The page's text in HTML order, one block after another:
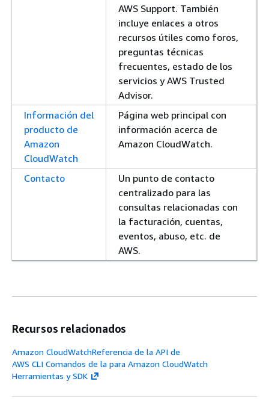
AWS Support. También
incluye enlaces a otros
recursos útiles como foros,
preguntas técnicas
frecuentes, estado de los
servicios y AWS Trusted
Advisor.
Información del
producto de
Amazon
CloudWatch
Página web principal con
información acerca de
Amazon CloudWatch.
Contacto
Un punto de contacto
centralizado para las
consultas relacionadas con
la facturación, cuentas,
eventos, abuso, etc. de
AWS.
Recursos relacionados
Amazon CloudWatchReferencia de la API de
AWS CLI Comandos de la para Amazon CloudWatch
Herramientas y SDK